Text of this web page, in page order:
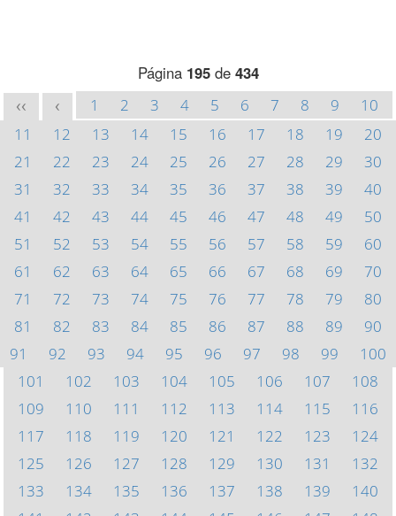
Página 195de 434
<< < 1 2 3 4 5 6 7 8 9
10
11
12 13 14 15 16 17 18 19
20
21
22 23 24 25 26 27 28 29
30
31
32 33 34 35 36 37 38 39
40
41
42 43 44 45 46 47 48 49
50
51
52 53 54 55 56 57 58 59
60
61
62 63 64 65 66 67 68 69
70
71
72 73 74 75 76 77 78 79
80
81
82 83 84 85 86 87 88 89
90
91
92 93 94 95 96 97 98 99
100
101
102 103 104 105 106 107
108
109
110 111 112 113 114 115
116
117
118 119 120 121 122 123
124
125
126 127 128 129 130 131
132
133
134 135 136 137 138 139
140